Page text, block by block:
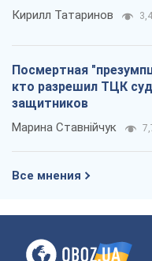
Кирилл Татаринов
Посмертная
кто разрешил ТЦК
защитников
Марина Ставнійчук
Все мнения